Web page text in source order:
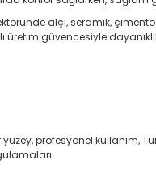
alçı, seramik,
güvencesiyle
profesyonel kullanım,